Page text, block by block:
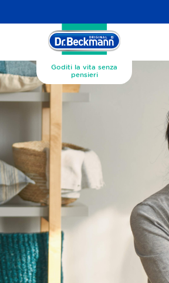
Goditi la vita senza
pensieri